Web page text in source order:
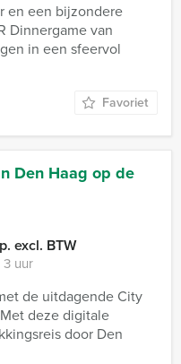
en een bijzondere
Dinnergame van
in een sfeervol
Favoriet
Den Haag op de
excl. BTW
3 uur
de uitdagende City
deze digitale
door Den